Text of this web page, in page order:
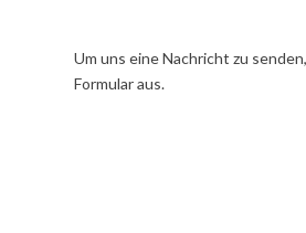
Um uns eine Nachricht zu
Formular aus.